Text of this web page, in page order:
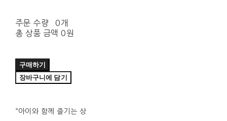
주문 수량
0개
총 상품 금액 0원
구매하기
장바구니에 담기
“아이와 함께 즐기는 상